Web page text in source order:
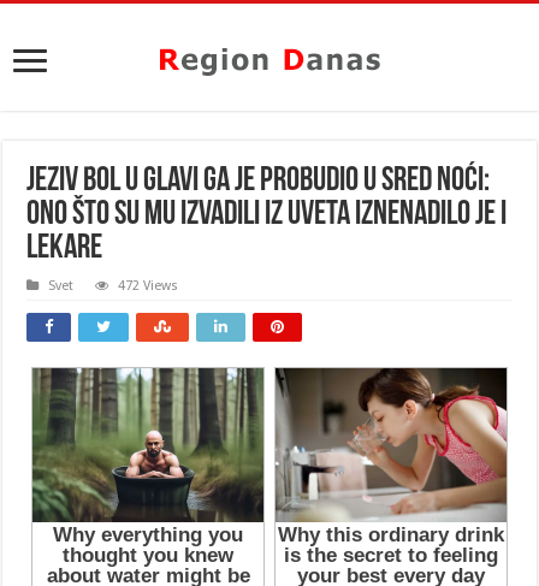
JEZIV BOL U GLAVI GA JE PROBUDIO U SRED NOĆI:
Ono što su mu izvadili iz uveta iznenadilo je i
lekare
Svet 472 Views